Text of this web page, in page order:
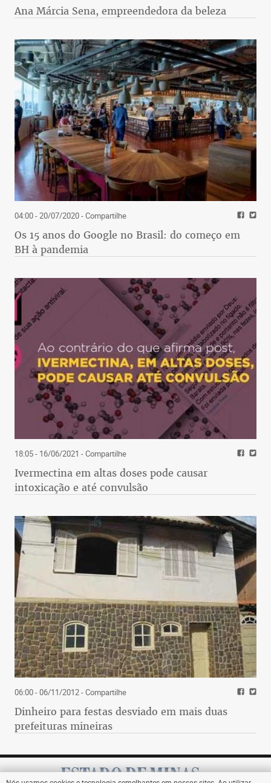
Ana Márcia Sena, empreendedora da beleza
04:00 - 20/07/2020- Compartilhe
Os 15 anos do Google no Brasil: do começo em
BH à pandemia
18:05 - 16/06/2021 - Compartilhe
Ivermectina em altas doses pode causar
intoxicação e até convulsão
06:00 - 06/11/2012- Compartilhe
Dinheiro para festas desviado em mais duas
prefeituras mineiras